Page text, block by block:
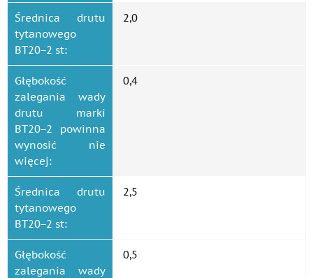
Średnica drutu
tytanowego
ВТ20−2 st:
2,0
Głębokość
zalegania wady
drutu marki
ВТ20−2 powinna
wynosić nie
więcej:
0,4
Średnica drutu
tytanowego
ВТ20−2 st:
2,5
Głębokość
zalegania wady
0,5